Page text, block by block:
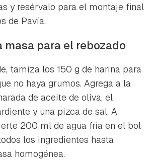
y resérvalo para el montaje final
de Pavía.
masa para el rebozado
tamiza los 150 g de harina para
no haya grumos. Agrega a la
de aceite de oliva, el
y una pizca de sal. A
200 ml de agua fría en el bol
los ingredientes hasta
homogénea.